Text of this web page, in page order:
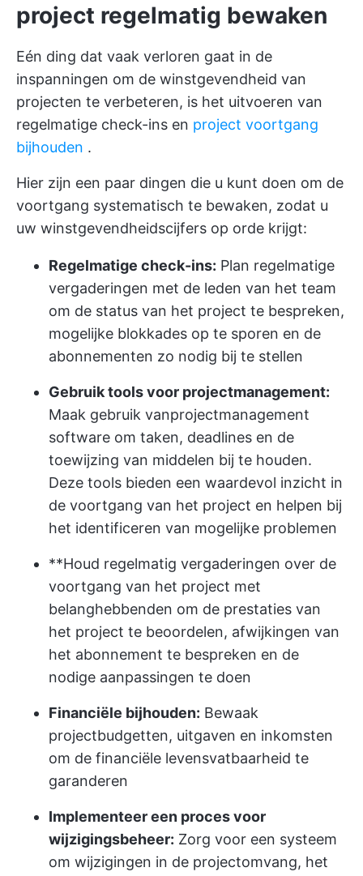
project regelmatig bewaken
Eén ding dat vaak verloren gaat in de
inspanningen om de winstgevendheid van
projecten te verbeteren, is het uitvoeren van
regelmatige check-ins en project voortgang
bijhouden .
Hier zijn een paar dingen die u kunt doen om de
voortgang systematisch te bewaken, zodat u
uw winstgevendheidscijfers op orde krijgt:
Regelmatige check-ins: Plan regelmatige
vergaderingen met de leden van het team
om de status van het project te bespreken,
mogelijke blokkades op te sporen en de
abonnementen zo nodig bij te stellen
Gebruik tools voor projectmanagement:
Maak gebruik vanprojectmanagement
software om taken, deadlines en de
toewijzing van middelen bij te houden.
Deze tools bieden een waardevol inzicht in
de voortgang van het project en helpen bij
het identificeren van mogelijke problemen
**Houd regelmatig vergaderingen over de
voortgang van het project met
belanghebbenden om de prestaties van
het project te beoordelen, afwijkingen van
het abonnement te bespreken en de
nodige aanpassingen te doen
Financiële bijhouden: Bewaak
projectbudgetten, uitgaven en inkomsten
om de financiële levensvatbaarheid te
garanderen
Implementeer een proces voor
wijzigingsbeheer: Zorg voor een systeem
om wijzigingen in de projectomvang, het